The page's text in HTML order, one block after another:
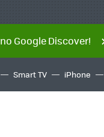
Google Discover!
Smart TV iPhone